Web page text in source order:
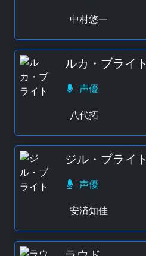
中村悠一
ルカ・ブライト
声優
八代拓
ジル・ブライト
声優
安済知佳